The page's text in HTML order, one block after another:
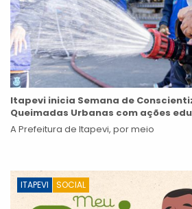
Itapevi inicia Semana de
Queimadas Urbanas com ações
A Prefeitura de Itapevi, por meio
ITAPEVI SOCIAL